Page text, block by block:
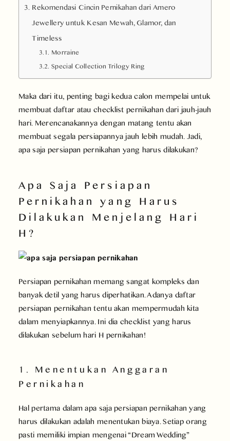
Rekomendasi Cincin Pernikahan dari Amero
Jewellery untuk Kesan Mewah, Glamor, dan
Timeless
Morraine
Special Collection Trilogy Ring
Maka dari itu, penting bagi kedua calon mempelai untuk
membuat daftar atau checklist pernikahan dari jauh-jauh
hari. Merencanakannya dengan matang tentu akan
membuat segala persiapannya jauh lebih mudah. Jadi,
apa saja persiapan pernikahan yang harus dilakukan?
Apa Saja Persiapan
Pernikahan yang Harus
Dilakukan Menjelang Hari
H?
Persiapan pernikahan memang sangat kompleks dan
banyak detil yang harus diperhatikan. Adanya daftar
persiapan pernikahan tentu akan mempermudah kita
dalam menyiapkannya. Ini dia checklist yang harus
dilakukan sebelum hari H pernikahan!
1. Menentukan Anggaran
Pernikahan
Hal pertama dalam apa saja persiapan pernikahan yang
harus dilakukan adalah menentukan biaya. Setiap orang
pasti memiliki impian mengenai “Dream Wedding”